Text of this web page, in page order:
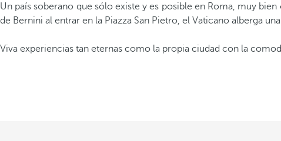
Un país soberano que sólo existe y es posible en Roma, muy
de Bernini al entrar en la Piazza San Pietro, el Vaticano alberga
Viva experiencias tan eternas como la propia ciudad con la